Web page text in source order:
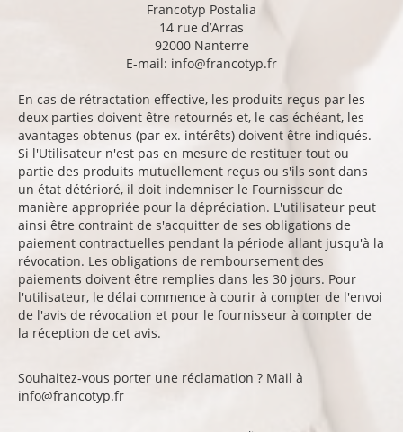
Francotyp Postalia
14 rue d’Arras
92000 Nanterre
E-mail: info@francotyp.fr
En cas de rétractation effective, les produits reçus par les
deux parties doivent être retournés et, le cas échéant, les
avantages obtenus (par ex. intérêts) doivent être indiqués.
Si l'Utilisateur n'est pas en mesure de restituer tout ou
partie des produits mutuellement reçus ou s'ils sont dans
un état détérioré, il doit indemniser le Fournisseur de
manière appropriée pour la dépréciation. L'utilisateur peut
ainsi être contraint de s'acquitter de ses obligations de
paiement contractuelles pendant la période allant jusqu'à la
révocation. Les obligations de remboursement des
paiements doivent être remplies dans les 30 jours. Pour
l'utilisateur, le délai commence à courir à compter de l'envoi
de l'avis de révocation et pour le fournisseur à compter de
la réception de cet avis.
Souhaitez-vous porter une réclamation ? Mail à
info@francotyp.fr